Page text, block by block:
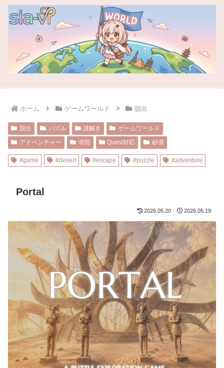
ホーム ゲームワールド 脱出
脱出 パズル 謎解き
ゲームワールド
アドベンチャー
寺院 Quest対応 砂漠
#game #desert #escape #puzzle #adventure
Portal
2026.05.20 2026.05.19